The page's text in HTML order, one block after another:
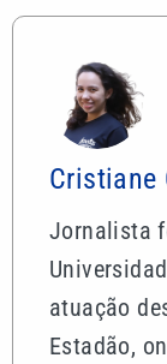
Cristiane
Jornalista
atuação
Estadão,